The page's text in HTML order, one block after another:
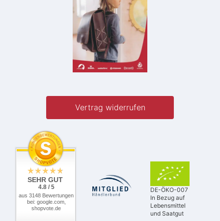
Vertrag widerrufen
SEHR GUT
4.8 / 5
aus 3148 Bewertungen
bei: google.com,
shopvote.de
DE-ÖKO-007
In Bezug auf
Lebensmittel
und Saatgut